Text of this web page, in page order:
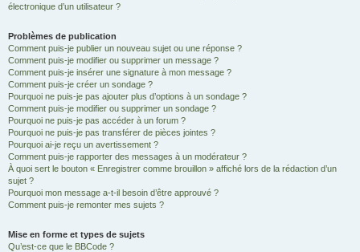
électronique d’un utilisateur ?
Problèmes de publication
Comment puis-je publier un nouveau sujet ou une réponse ?
Comment puis-je modifier ou supprimer un message ?
Comment puis-je insérer une signature à mon message ?
Comment puis-je créer un sondage ?
Pourquoi ne puis-je pas ajouter plus d’options à un sondage ?
Comment puis-je modifier ou supprimer un sondage ?
Pourquoi ne puis-je pas accéder à un forum ?
Pourquoi ne puis-je pas transférer de pièces jointes ?
Pourquoi ai-je reçu un avertissement ?
Comment puis-je rapporter des messages à un modérateur ?
À quoi sert le bouton « Enregistrer comme brouillon » affiché lors de la rédaction d’un
sujet ?
Pourquoi mon message a-t-il besoin d’être approuvé ?
Comment puis-je remonter mes sujets ?
Mise en forme et types de sujets
Qu’est-ce que le BBCode ?